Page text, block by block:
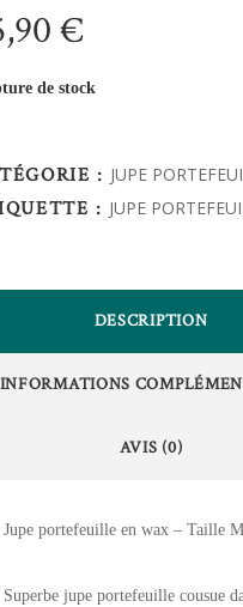
€
de stock
: JUPE
: JUPE
DESCRIPTION
INFORMATIONS
AVIS (0)
Jupe portefeuille en wax – Taille M
Superbe jupe portefeuille cousue